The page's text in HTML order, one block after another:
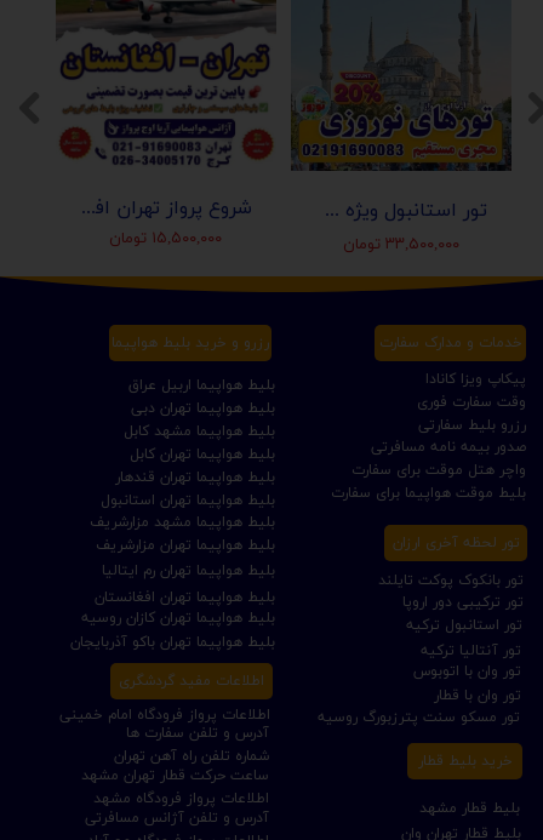
شروع پرواز تهران افغانستان (کابل-مزارشریف-هرات-قندهار)
۱۵,۵۰۰,۰۰۰ تومان
تور استانبول ویژه عید نوروز 1405 | مجری مستقیم ✈️
۳۳,۵۰۰,۰۰۰ تومان
تور ترکیبی دور اروپا
رزرو بلیط سفارتی
پیکاپ ویزا کانادا
بلیط هواپیما تهران کابل
بلیط هواپیما تهران مزارشریف
بلیط هواپیما مشهد کابل
بلیط هواپیما تهران قندهار
بلیط هواپیما تهران افغانستان
بلیط هواپیما مشهد مزارشریف
بلیط قطار تهران وان
بلیط قطار مشهد
بلیط موقت هواپیما برای سفارت
واچر هتل موقت برای سفارت
بلیط هواپیما تهران رم ایتالیا
اطلاعات پرواز فرودگاه امام خمینی
بلیط هواپیما تهران دبی
بلیط هواپیما تهران باکو آذربایجان
بلیط هواپیما تهران استانبول
بلیط هواپیما تهران کازان روسیه
بلیط هواپیما اربیل عراق
صدور بیمه نامه مسافرتی
تور آنتالیا ترکیه
تور استانبول ترکیه
تور مسکو سنت پترزبورگ روسیه
تور وان با قطار
تور بانکوک پوکت تایلند
تور وان با اتوبوس
ساعت حرکت قطار تهران مشهد
خرید بلیط قطار
خدمات و مدارک سفارت رزرو و خرید بلیط هواپیما
تور لحظه آخری ارزان
شماره تلفن راه آهن تهران
وقت سفارت فوری
اطلاعات پرواز فرودگاه مشهد
آدرس و تلفن سفارت ها
آدرس و تلفن آژانس مسافرتی
اطلاعات مفید گردشگری